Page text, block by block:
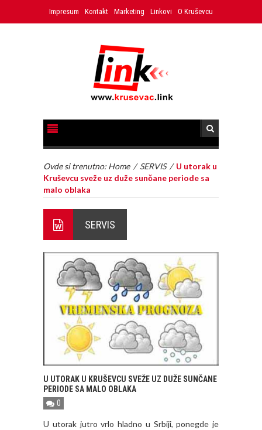
Impresum Kontakt Marketing Linkovi O Kruševcu
Ovde si trenutno: Home / SERVIS / U utorak u
Kruševcu sveže uz duže sunčane periode sa
malo oblaka
SERVIS
U UTORAK U KRUŠEVCU SVEŽE UZ DUŽE SUNČANE
PERIODE SA MALO OBLAKA
0
U utorak jutro vrlo hladno u Srbiji, ponegde je